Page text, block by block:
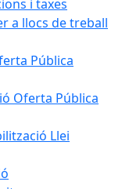
i taxes
a llocs de treball
Pública
Oferta Pública
Llei